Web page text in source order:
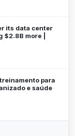
its data center
more |
para
e saúde